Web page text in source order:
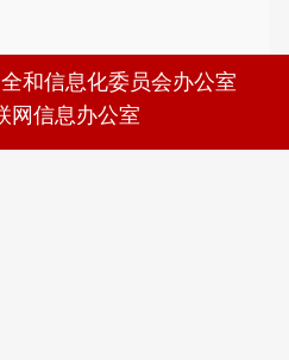
和信息化委员会办公室
网信息办公室